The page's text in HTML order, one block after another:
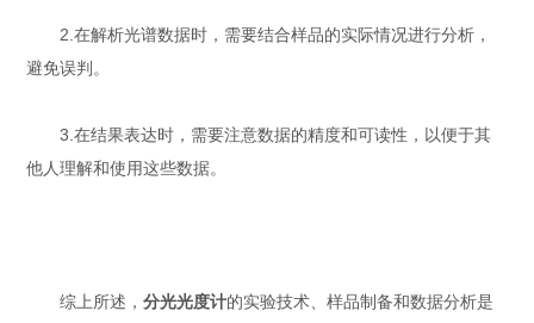
2.在解析光谱数据时，需要结合样品的实际情况进行分析，
避免误判。
3.在结果表达时，需要注意数据的精度和可读性，以便于其
他人理解和使用这些数据。
综上所述，分光光度计的实验技术、样品制备和数据分析是